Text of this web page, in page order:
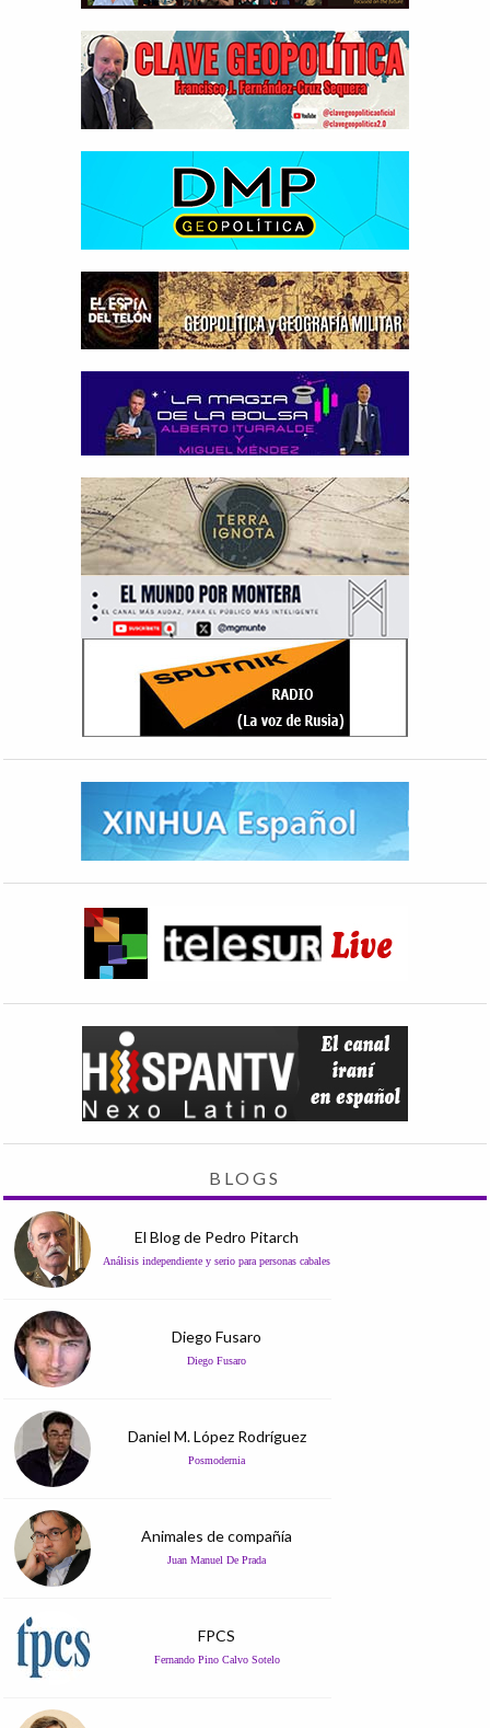
BLOGS
El Blog de Pedro Pitarch
Análisis independiente y serio para personas cabales
Diego Fusaro
Diego Fusaro
Daniel M. López Rodríguez
Posmodernia
Animales de compañía
Juan Manuel De Prada
FPCS
Fernando Pino Calvo Sotelo